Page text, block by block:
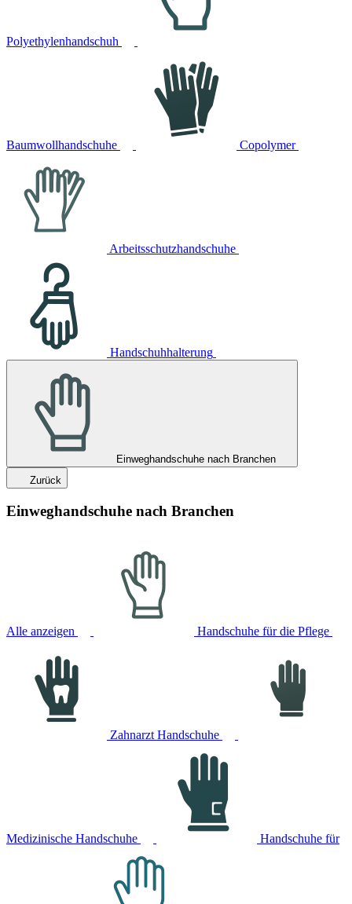
Polyethylenhandschuh
Baumwollhandschuhe Copolymer
Arbeitsschutzhandschuhe
Handschuhhalterung
Einweghandschuhe nach Branchen
Zurück
Einweghandschuhe nach Branchen
Alle anzeigen Handschuhe für die Pflege
Zahnarzt Handschuhe
Medizinische Handschuhe Handschuhe für